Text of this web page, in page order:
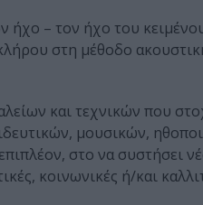
ήχο – τον ήχο του
στη μέθοδο
και τεχνικών που
μουσικών,
στο να συστήσει
κοινωνικές ή/και